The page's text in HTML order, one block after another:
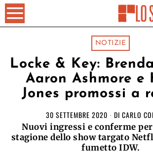
NOTIZIE
Locke & Key:
Aaron Ashmore e
Jones promossi a
30 SETTEMBRE 2020 DI CARLO
Nuovi ingressi e conferme per
stagione dello show targato
fumetto IDW.